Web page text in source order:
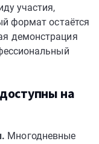
участия,
формат остаётся
демонстрация
на
Многодневные